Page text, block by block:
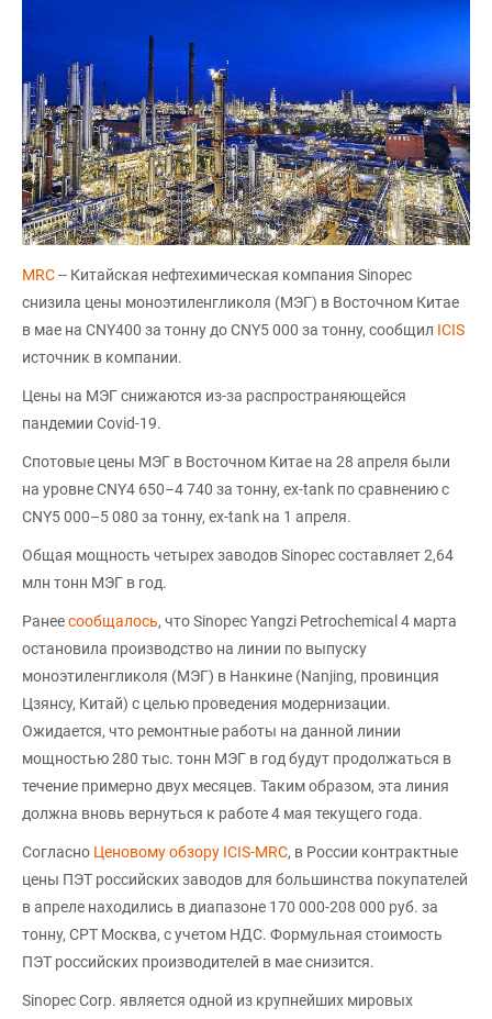
MRC-- Китайская нефтехимическая компания Sinopec
снизила цены моноэтиленгликоля (МЭГ) в Восточном Китае
в мае на CNY400 за тонну до CNY5 000 за тонну, сообщил ICIS
источник в компании.
Цены на МЭГ снижаются из-за распространяющейся
пандемии Covid-19.
Спотовые цены МЭГ в Восточном Китае на 28 апреля были
на уровне CNY4 650–4 740 за тонну, ex-tank по сравнению с
CNY5 000–5 080 за тонну, ex-tank на 1 апреля.
Общая мощность четырех заводов Sinopec составляет 2,64
млн тонн МЭГ в год.
Ранеесообщалось, что Sinopec Yangzi Petrochemical 4 марта
остановила производство на линии по выпуску
моноэтиленгликоля (МЭГ) в Нанкине (Nanjing, провинция
Цзянсу, Китай) с целью проведения модернизации.
Ожидается, что ремонтные работы на данной линии
мощностью 280 тыс. тонн МЭГ в год будут продолжаться в
течение примерно двух месяцев. Таким образом, эта линия
должна вновь вернуться к работе 4 мая текущего года.
Согласно Ценовому обзору ICIS-MRC, в России контрактные
цены ПЭТ российских заводов для большинства покупателей
в апреле находились в диапазоне 170 000-208 000 руб. за
тонну, CPT Москва, с учетом НДС. Формульная стоимость
ПЭТ российских производителей в мае снизится.
Sinopec Corp. является одной из крупнейших мировых